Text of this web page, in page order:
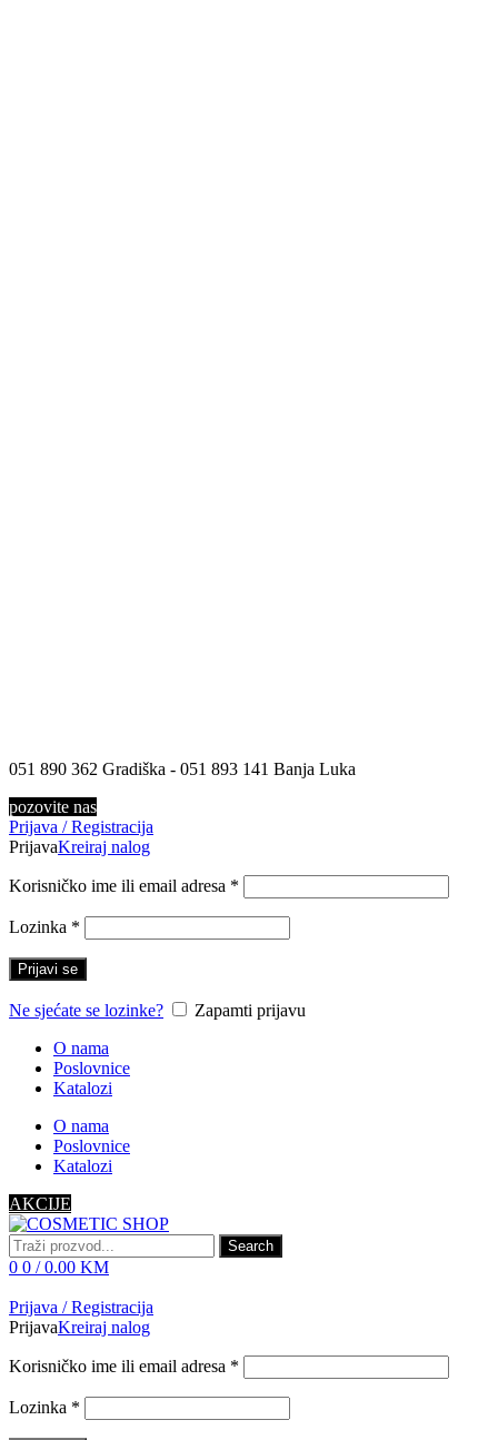
051 890 362 Gradiška - 051 893 141 Banja Luka
pozovite nas
Prijava / Registracija
PrijavaKreiraj nalog
Korisničko ime ili email adresa *
Lozinka *
Prijavi se
Ne sjećate se lozinke?
Zapamti prijavu
O nama
Poslovnice
Katalozi
O nama
Poslovnice
Katalozi
AKCIJE
Search
0 0 / 0.00 KM
Prijava / Registracija
PrijavaKreiraj nalog
Korisničko ime ili email adresa *
Lozinka *